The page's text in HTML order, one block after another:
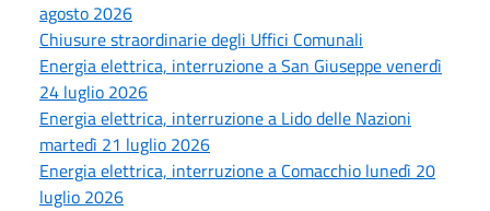
agosto 2026
Chiusure straordinarie degli Uffici Comunali
Energia elettrica, interruzione a San Giuseppe venerdì
24 luglio 2026
Energia elettrica, interruzione a Lido delle Nazioni
martedì 21 luglio 2026
Energia elettrica, interruzione a Comacchio lunedì 20
luglio 2026